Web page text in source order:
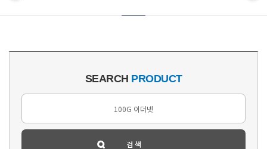
SEARCH PRODUCT